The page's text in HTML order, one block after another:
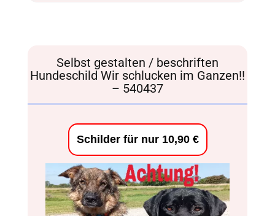
Selbst gestalten / beschriften
Hundeschild Wir schlucken im Ganzen!!
– 540437
Schilder für nur 10,90 €